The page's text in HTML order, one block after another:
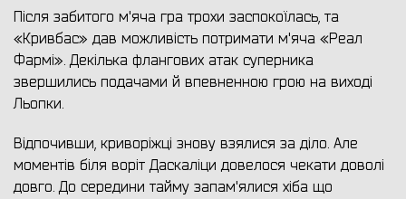
Після забитого м'яча гра трохи заспокоїлась, та
«Кривбас» дав можливість потримати м'яча «Реал
Фармі». Декілька флангових атак суперника
звершились подачами й впевненною грою на виході
Льопки.
Відпочивши, криворіжці знову взялися за діло. Але
моментів біля воріт Даскаліци довелося чекати доволі
довго. До середини тайму запам'ялися хіба що